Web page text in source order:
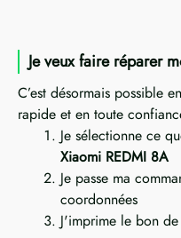
Je veux faire réparer
C’est désormais possible
rapide et en toute
Je sélectionne ce
Xiaomi REDMI 8A
Je passe ma
coordonnées
J'imprime le bon